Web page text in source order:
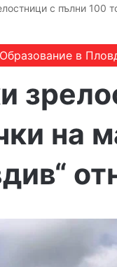
с пълни 100
Образование в
на